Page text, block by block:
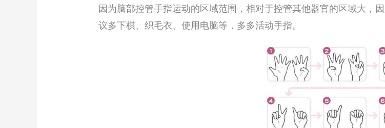
因为脑部控管手指运动的区域范围，相对于控管其他器官的区域大，
议多下棋、织毛衣、使用电脑等，多多活动手指。